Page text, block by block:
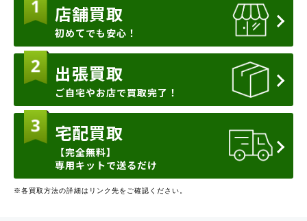
店舗買取
初めてでも安心！
出張買取
ご自宅やお店で買取完了！
宅配買取
【完全無料】
専用キットで送るだけ
※各買取方法の詳細はリンク先をご確認ください。